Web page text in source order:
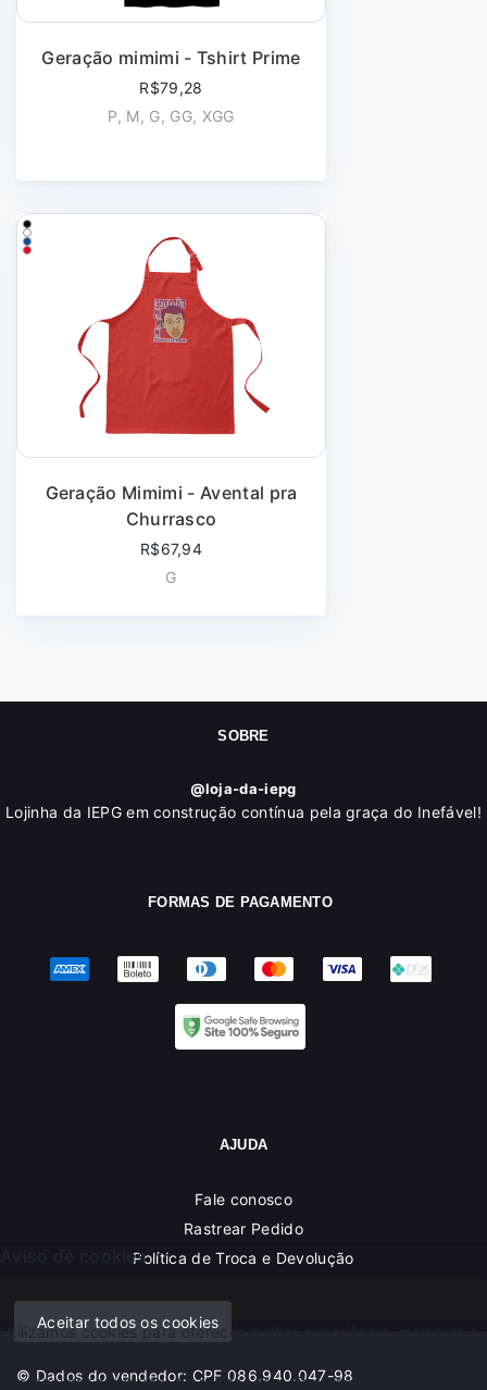
Geração mimimi - Tshirt Prime
R$79,28
P, M, G, GG, XGG
Geração Mimimi - Avental pra
Churrasco
R$67,94
G
Aviso de cookies
Aceitar todos os cookies
Utilizamos cookies para oferecer melhor experiência, melhorar o
personalizar conteúdo. Ao utilizar este site, você concorda com o
SOBRE
@loja-da-iepg
Lojinha da IEPG em construção contínua pela graça do Inefável!
FORMAS DE PAGAMENTO
AJUDA
Fale conosco
Rastrear Pedido
Política de Troca e Devolução
© Dados do vendedor: CPF 086.940.047-98